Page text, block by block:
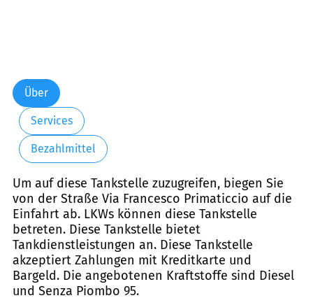
Über
Services
Bezahlmittel
Um auf diese Tankstelle zuzugreifen, biegen Sie
von der Straße Via Francesco Primaticcio auf die
Einfahrt ab. LKWs können diese Tankstelle
betreten. Diese Tankstelle bietet
Tankdienstleistungen an. Diese Tankstelle
akzeptiert Zahlungen mit Kreditkarte und
Bargeld. Die angebotenen Kraftstoffe sind Diesel
und Senza Piombo 95.